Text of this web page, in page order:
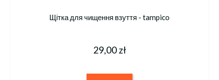
Щітка для чищення взуття - tampico
29,00 zł